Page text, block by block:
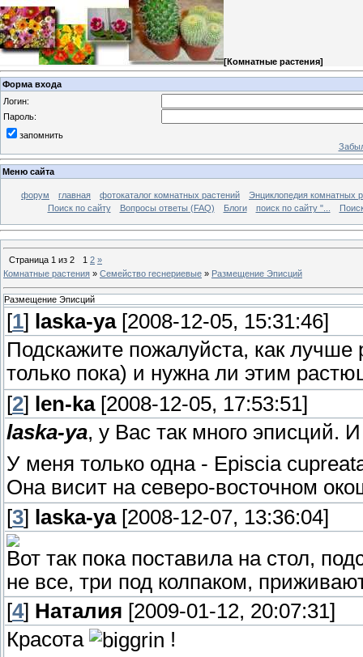
[Комнатные растения]
Форма входа
Логин:
Пароль:
запомнить
Меню сайта
форум главная фотокаталог комнатных растений
Энциклопедия комнатных
Поиск по сайту
Вопросы ответы (FAQ) Блоги поиск по сайту "...
Страница 1 из 2 1 2 »
Комнатные растения » Семейство геснериевые » Размещение Эписций
Размещение Эписций
[1] laska-ya[2008-12-05, 15:31:46]
Подскажите пожалуйста, как
только пока) и нужна ли этим
[2] len-ka[2008-12-05, 17:53:51]
laska-ya, у Вас так много эписций.
У меня только одна - Episcia
Она висит на северо-восточном
[3] laska-ya[2008-12-07, 13:36:04]
Вот так пока поставила на стол,
не все, три под колпаком,
[4] Наталия [2009-01-12, 20:07:31]
Красота
!